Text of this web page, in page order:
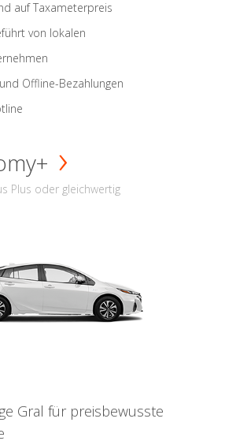
auf Taxameterpreis
von lokalen
Offline-Bezahlungen
Plus oder gleichwertig
Gral für preisbewusste